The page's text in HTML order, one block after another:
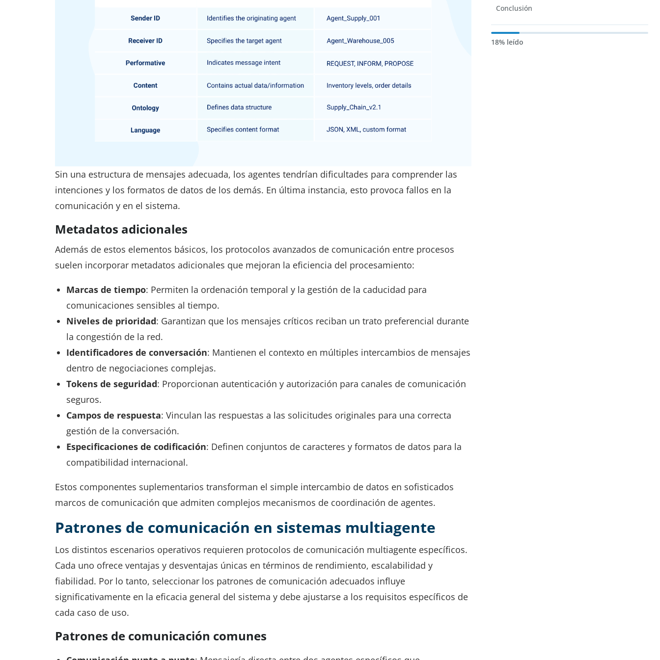
Sin una estructura de mensajes adecuada, los agentes tendrían dificultades para comprender las
intenciones y los formatos de datos de los demás. En última instancia, esto provoca fallos en la
comunicación y en el sistema.
Metadatos adicionales
Además de estos elementos básicos, los protocolos avanzados de comunicación entre procesos
suelen incorporar metadatos adicionales que mejoran la eficiencia del procesamiento:
Marcas de tiempo: Permiten la ordenación temporal y la gestión de la caducidad para
comunicaciones sensibles al tiempo.
Niveles de prioridad: Garantizan que los mensajes críticos reciban un trato preferencial durante
la congestión de la red.
Identificadores de conversación: Mantienen el contexto en múltiples intercambios de mensajes
dentro de negociaciones complejas.
Tokens de seguridad: Proporcionan autenticación y autorización para canales de comunicación
seguros.
Campos de respuesta: Vinculan las respuestas a las solicitudes originales para una correcta
gestión de la conversación.
Especificaciones de codificación: Definen conjuntos de caracteres y formatos de datos para la
compatibilidad internacional.
Estos componentes suplementarios transforman el simple intercambio de datos en sofisticados
marcos de comunicación que admiten complejos mecanismos de coordinación de agentes.
Patrones de comunicación en sistemas multiagente
Los distintos escenarios operativos requieren protocolos de comunicación multiagente específicos.
Cada uno ofrece ventajas y desventajas únicas en términos de rendimiento, escalabilidad y
fiabilidad. Por lo tanto, seleccionar los patrones de comunicación adecuados influye
significativamente en la eficacia general del sistema y debe ajustarse a los requisitos específicos de
cada caso de uso.
Patrones de comunicación comunes
Conclusión
18% leído